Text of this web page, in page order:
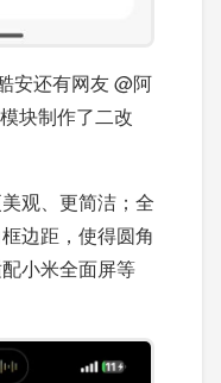
安还有网友 @阿
块制作了二改
观、更简洁；全
边距，使得圆角
小米全面屏等